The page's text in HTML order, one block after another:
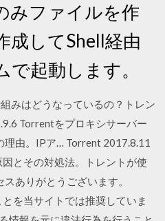
みファイルを作
成してShell経由
起動します。
みはどうなっているの？トレン
Torrentをプロキシサーバー
理由。IPア… Torrent 2017.8.11
とその対処法。トレントが使
ありがとうございます。
を当サイトでは推奨していま